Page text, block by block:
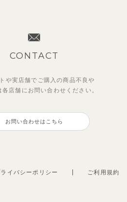
学柄半袖トップス
495
プス&パンツ
ボーダー柄
CONTACT
や実店舗でご購入の商品不良や
各店舗に お問い合わせください。
お問い合わせはこちら
イバシーポリシー ご利用規約